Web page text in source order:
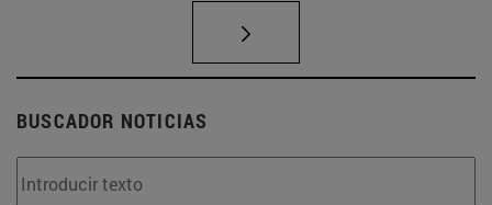
BUSCADOR NOTICIAS